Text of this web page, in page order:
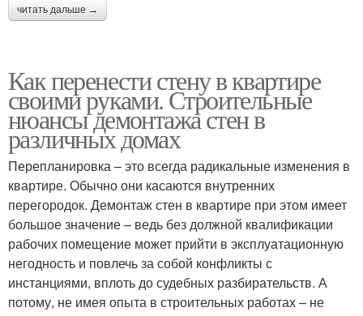
читать дальше →
Как перенести стену в квартире
своими руками. Строительные
нюансы демонтажа стен в
различных домах
Перепланировка – это всегда радикальные изменения в
квартире. Обычно они касаются внутренних
перегородок. Демонтаж стен в квартире при этом имеет
большое значение – ведь без должной квалификации
рабочих помещение может прийти в эксплуатационную
негодность и повлечь за собой конфликты с
инстанциями, вплоть до судебных разбирательств. А
потому, не имея опыта в строительных работах – не